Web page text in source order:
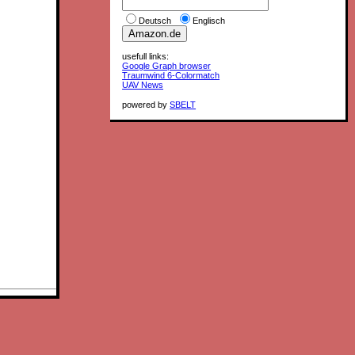
Deutsch Englisch
usefull links:
Google Graph browser
Traumwind 6-Colormatch
UAV News
powered bySBELT